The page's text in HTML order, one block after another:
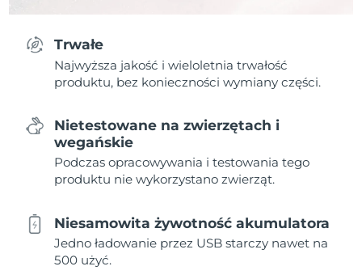
Trwałe
Najwyższa jakość i wieloletnia trwałość
produktu, bez konieczności wymiany części.
Nietestowane na zwierzętach i
wegańskie
Podczas opracowywania i testowania tego
produktu nie wykorzystano zwierząt.
Niesamowita żywotność akumulatora
Jedno ładowanie przez USB starczy nawet na
500 użyć.